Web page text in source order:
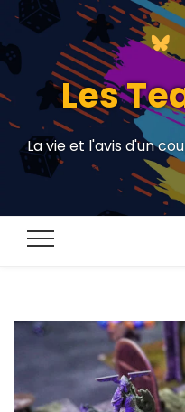
Les
La vie et l'avis d'un